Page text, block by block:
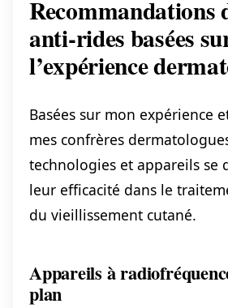
Recommandations
anti-rides basées
l’expérience
Basées sur mon expérience
mes confrères
technologies et appareils se
leur efficacité dans le
du vieillissement cutané.
Appareils à
plan